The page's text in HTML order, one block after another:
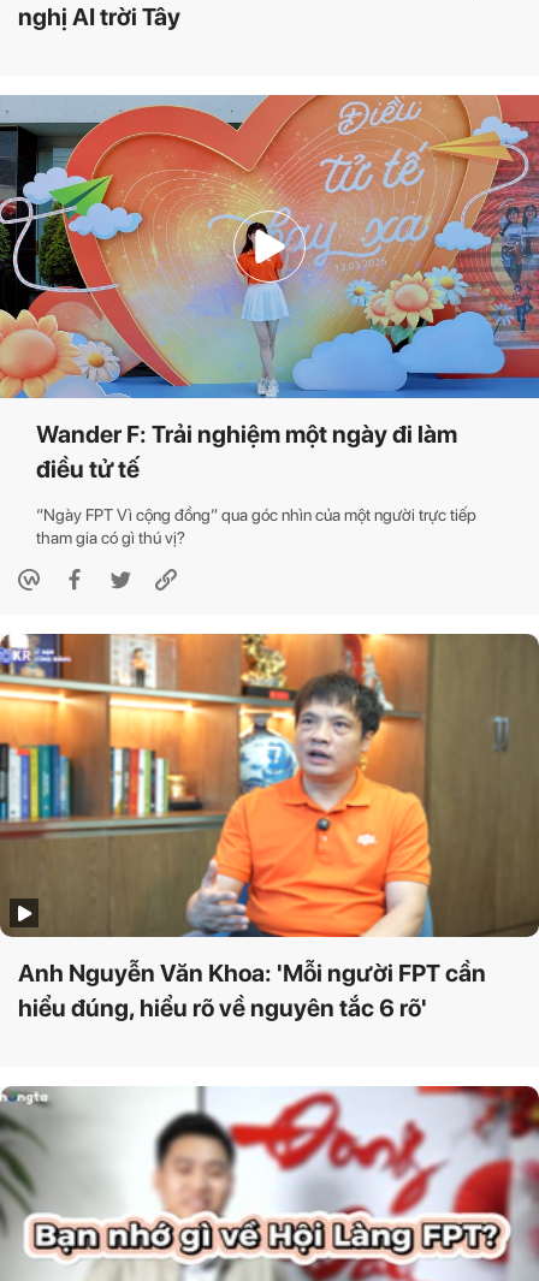
nghị AI trời Tây
Wander F: Trải nghiệm một ngày đi làm
điều tử tế
“Ngày FPT Vì cộng đồng” qua góc nhìn của một người trực tiếp
tham gia có gì thú vị?
Anh Nguyễn Văn Khoa: 'Mỗi người FPT cần
hiểu đúng, hiểu rõ về nguyên tắc 6 rõ'